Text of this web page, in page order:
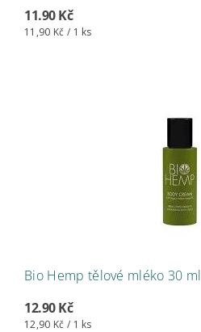
11.90 Kč
11,90 Kč / 1 ks
Bio Hemp tělové mléko 30 ml
12.90 Kč
12,90 Kč / 1 ks